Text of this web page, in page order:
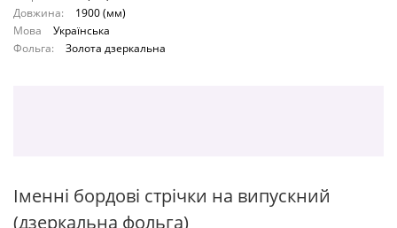
Довжина:
1900 (мм)
Мова
Українська
Фольга:
Золота дзеркальна
Іменні бордові стрічки на випускний
(дзеркальна фольга)